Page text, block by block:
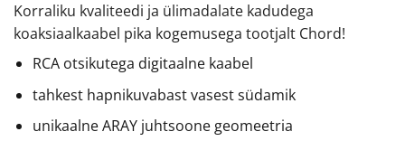
Korraliku kvaliteedi ja ülimadalate kadudega
koaksiaalkaabel pika kogemusega tootjalt Chord!
RCA otsikutega digitaalne kaabel
tahkest hapnikuvabast vasest südamik
unikaalne ARAY juhtsoone geomeetria